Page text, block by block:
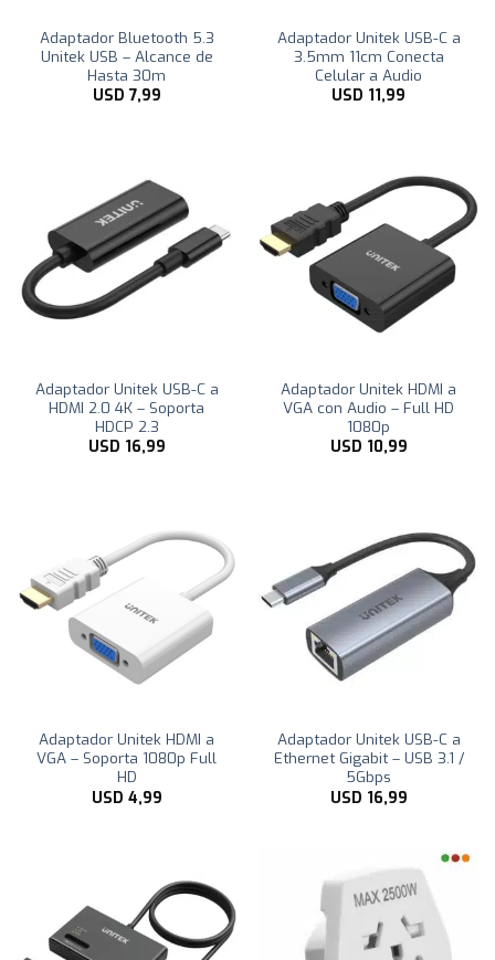
Adaptador Bluetooth 5.3
Unitek USB – Alcance de
Hasta 30m
USD 7,99
Adaptador Unitek USB-C a
3.5mm 11cm Conecta
Celular a Audio
USD 11,99
Adaptador Unitek USB-C a
HDMI 2.0 4K – Soporta
HDCP 2.3
USD 16,99
Adaptador Unitek HDMI a
VGA con Audio – Full HD
1080p
USD 10,99
Adaptador Unitek HDMI a
VGA – Soporta 1080p Full
HD
USD 4,99
Adaptador Unitek USB-C a
Ethernet Gigabit – USB 3.1 /
5Gbps
USD 16,99